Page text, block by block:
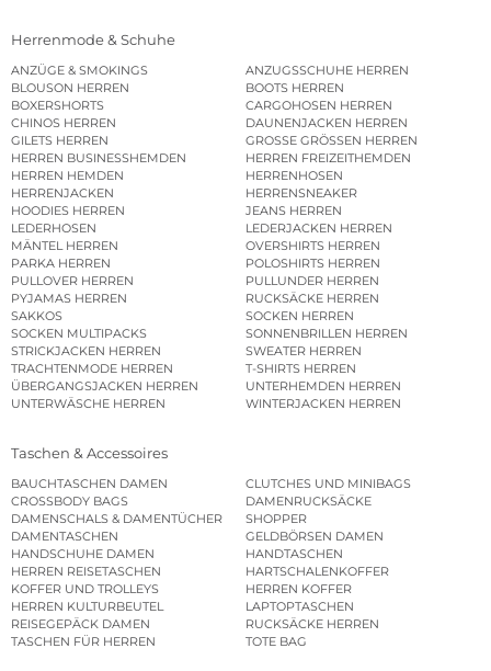
Herrenmode & Schuhe
ANZÜGE & SMOKINGS
ANZUGSSCHUHE HERREN
BLOUSON HERREN
BOOTS HERREN
BOXERSHORTS
CARGOHOSEN HERREN
CHINOS HERREN
DAUNENJACKEN HERREN
GILETS HERREN
GROSSE GRÖSSEN HERREN
HERREN BUSINESSHEMDEN
HERREN FREIZEITHEMDEN
HERREN HEMDEN
HERRENHOSEN
HERRENJACKEN
HERRENSNEAKER
HOODIES HERREN
JEANS HERREN
LEDERHOSEN
LEDERJACKEN HERREN
MÄNTEL HERREN
OVERSHIRTS HERREN
PARKA HERREN
POLOSHIRTS HERREN
PULLOVER HERREN
PULLUNDER HERREN
PYJAMAS HERREN
RUCKSÄCKE HERREN
SAKKOS
SOCKEN HERREN
SOCKEN MULTIPACKS
SONNENBRILLEN HERREN
STRICKJACKEN HERREN
SWEATER HERREN
TRACHTENMODE HERREN
T-SHIRTS HERREN
ÜBERGANGSJACKEN HERREN
UNTERHEMDEN HERREN
UNTERWÄSCHE HERREN
WINTERJACKEN HERREN
Taschen & Accessoires
BAUCHTASCHEN DAMEN
CLUTCHES UND MINIBAGS
CROSSBODY BAGS
DAMENRUCKSÄCKE
DAMENSCHALS & DAMENTÜCHER
SHOPPER
DAMENTASCHEN
GELDBÖRSEN DAMEN
HANDSCHUHE DAMEN
HANDTASCHEN
HERREN REISETASCHEN
HARTSCHALENKOFFER
KOFFER UND TROLLEYS
HERREN KOFFER
HERREN KULTURBEUTEL
LAPTOPTASCHEN
REISEGEPÄCK DAMEN
RUCKSÄCKE HERREN
TASCHEN FÜR HERREN
TOTE BAG